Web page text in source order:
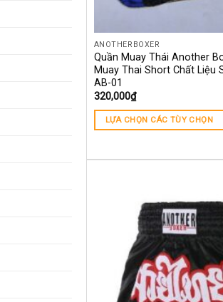
ANOTHERBOXER
Quần Muay Thái Another
Muay Thai Short Chất Liệu
AB-01
320,000₫
LỰA CHỌN CÁC TÙY CHỌN